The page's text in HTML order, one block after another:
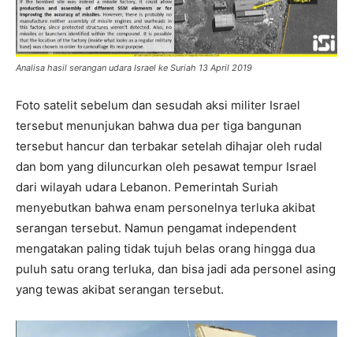
Analisa hasil serangan udara Israel ke Suriah 13 April 2019
Foto satelit sebelum dan sesudah aksi militer Israel
tersebut menunjukan bahwa dua per tiga bangunan
tersebut hancur dan terbakar setelah dihajar oleh rudal
dan bom yang diluncurkan oleh pesawat tempur Israel
dari wilayah udara Lebanon. Pemerintah Suriah
menyebutkan bahwa enam personelnya terluka akibat
serangan tersebut. Namun pengamat independent
mengatakan paling tidak tujuh belas orang hingga dua
puluh satu orang terluka, dan bisa jadi ada personel asing
yang tewas akibat serangan tersebut.